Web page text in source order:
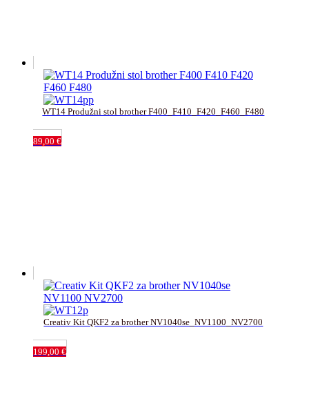
WT14 Produžni stol brother F400_F410_F420_F460_F480
89,00 €
Creativ Kit QKF2 za brother NV1040se_NV1100_NV2700
199,00 €